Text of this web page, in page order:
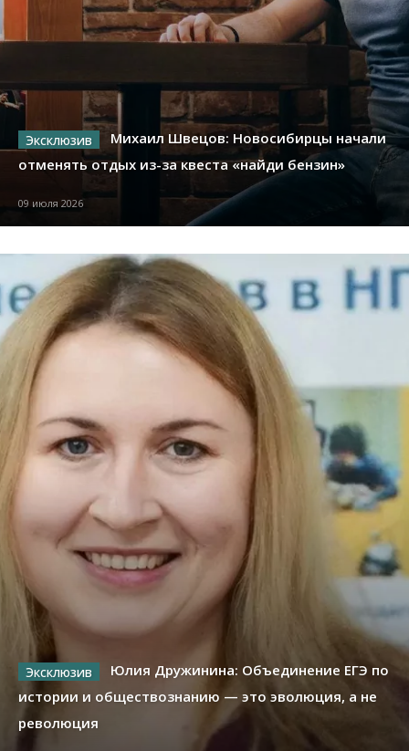
Михаил Швецов: Новосибирцы начали
отменять отдых из-за квеста «найди бензин»
09 июля 2026
Юлия Дружинина: Объединение ЕГЭ по
истории и обществознанию — это эволюция, а не
революция